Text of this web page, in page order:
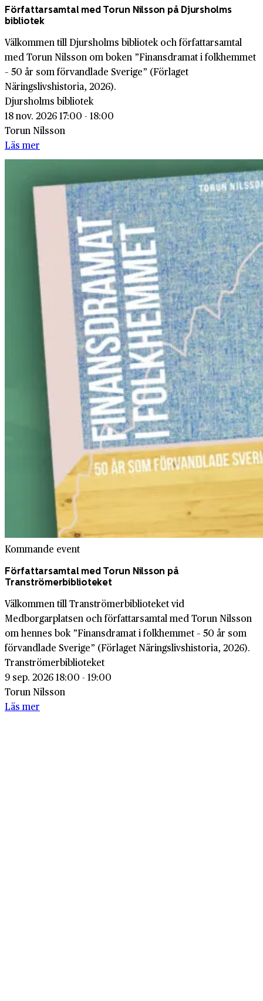
Författarsamtal med Torun Nilsson på Djursholms
bibliotek
Välkommen till Djursholms bibliotek och författarsamtal
med Torun Nilsson om boken ”Finansdramat i folkhemmet
– 50 år som förvandlade Sverige” (Förlaget
Näringslivshistoria, 2026).
Djursholms bibliotek
18 nov. 2026 17:00 - 18:00
Torun Nilsson
Läs mer
Kommande event
Författarsamtal med Torun Nilsson på
Tranströmerbiblioteket
Välkommen till Tranströmerbiblioteket vid
Medborgarplatsen och författarsamtal med Torun Nilsson
om hennes bok ”Finansdramat i folkhemmet – 50 år som
förvandlade Sverige” (Förlaget Näringslivshistoria, 2026).
Tranströmerbiblioteket
9 sep. 2026 18:00 - 19:00
Torun Nilsson
Läs mer